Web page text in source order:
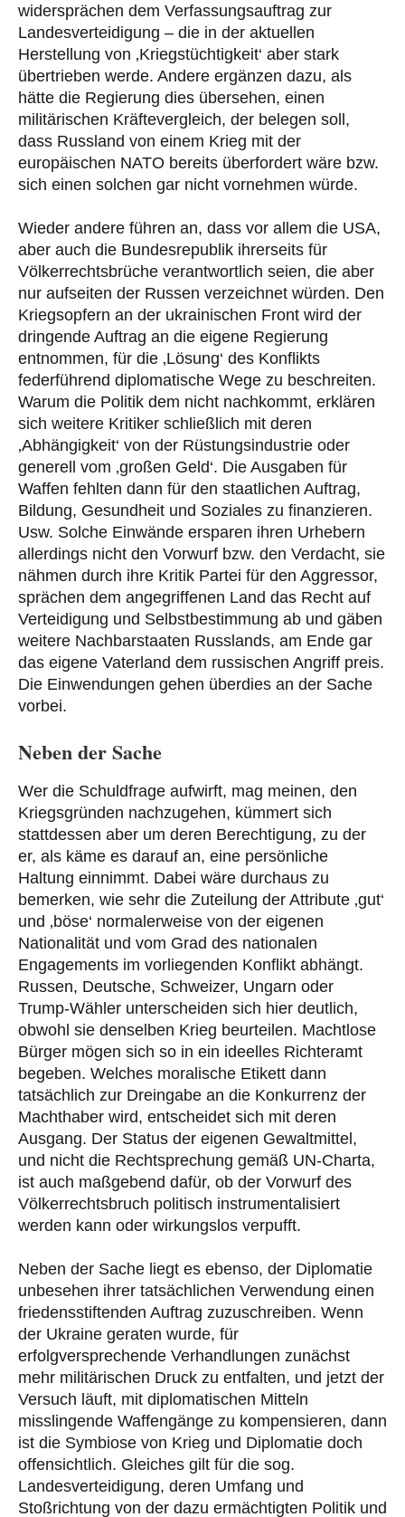
widersprächen dem Verfassungsauftrag zur
Landesverteidigung – die in der aktuellen
Herstellung von ‚Kriegstüchtigkeit‘ aber stark
übertrieben werde. Andere ergänzen dazu, als
hätte die Regierung dies übersehen, einen
militärischen Kräftevergleich, der belegen soll,
dass Russland von einem Krieg mit der
europäischen NATO bereits überfordert wäre bzw.
sich einen solchen gar nicht vornehmen würde.
Wieder andere führen an, dass vor allem die USA,
aber auch die Bundesrepublik ihrerseits für
Völkerrechtsbrüche verantwortlich seien, die aber
nur aufseiten der Russen verzeichnet würden. Den
Kriegsopfern an der ukrainischen Front wird der
dringende Auftrag an die eigene Regierung
entnommen, für die ‚Lösung‘ des Konflikts
federführend diplomatische Wege zu beschreiten.
Warum die Politik dem nicht nachkommt, erklären
sich weitere Kritiker schließlich mit deren
‚Abhängigkeit‘ von der Rüstungsindustrie oder
generell vom ‚großen Geld‘. Die Ausgaben für
Waffen fehlten dann für den staatlichen Auftrag,
Bildung, Gesundheit und Soziales zu finanzieren.
Usw. Solche Einwände ersparen ihren Urhebern
allerdings nicht den Vorwurf bzw. den Verdacht, sie
nähmen durch ihre Kritik Partei für den Aggressor,
sprächen dem angegriffenen Land das Recht auf
Verteidigung und Selbstbestimmung ab und gäben
weitere Nachbarstaaten Russlands, am Ende gar
das eigene Vaterland dem russischen Angriff preis.
Die Einwendungen gehen überdies an der Sache
vorbei.
Neben der Sache
Wer die Schuldfrage aufwirft, mag meinen, den
Kriegsgründen nachzugehen, kümmert sich
stattdessen aber um deren Berechtigung, zu der
er, als käme es darauf an, eine persönliche
Haltung einnimmt. Dabei wäre durchaus zu
bemerken, wie sehr die Zuteilung der Attribute ‚gut‘
und ‚böse‘ normalerweise von der eigenen
Nationalität und vom Grad des nationalen
Engagements im vorliegenden Konflikt abhängt.
Russen, Deutsche, Schweizer, Ungarn oder
Trump-Wähler unterscheiden sich hier deutlich,
obwohl sie denselben Krieg beurteilen. Machtlose
Bürger mögen sich so in ein ideelles Richteramt
begeben. Welches moralische Etikett dann
tatsächlich zur Dreingabe an die Konkurrenz der
Machthaber wird, entscheidet sich mit deren
Ausgang. Der Status der eigenen Gewaltmittel,
und nicht die Rechtsprechung gemäß UN-Charta,
ist auch maßgebend dafür, ob der Vorwurf des
Völkerrechtsbruch politisch instrumentalisiert
werden kann oder wirkungslos verpufft.
Neben der Sache liegt es ebenso, der Diplomatie
unbesehen ihrer tatsächlichen Verwendung einen
friedensstiftenden Auftrag zuzuschreiben. Wenn
der Ukraine geraten wurde, für
erfolgversprechende Verhandlungen zunächst
mehr militärischen Druck zu entfalten, und jetzt der
Versuch läuft, mit diplomatischen Mitteln
misslingende Waffengänge zu kompensieren, dann
ist die Symbiose von Krieg und Diplomatie doch
offensichtlich. Gleiches gilt für die sog.
Landesverteidigung, deren Umfang und
Stoßrichtung von der dazu ermächtigten Politik und